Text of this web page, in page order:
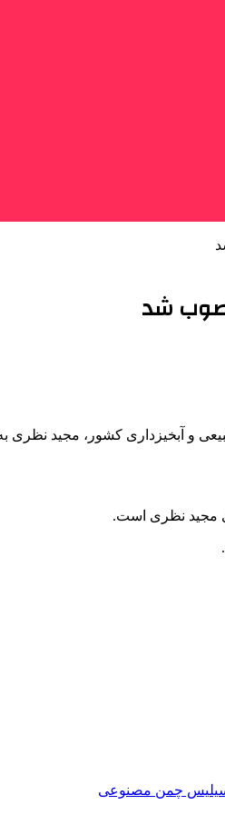
شد
آبخیزداری کشور، مجید نظری
مجید نظری است.
سیلیس چمن مصنوعی